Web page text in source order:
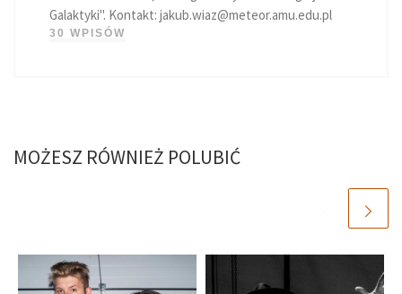
Galaktyki". Kontakt: jakub.wiaz@meteor.amu.edu.pl
30 WPISÓW
MOŻESZ RÓWNIEŻ POLUBIĆ